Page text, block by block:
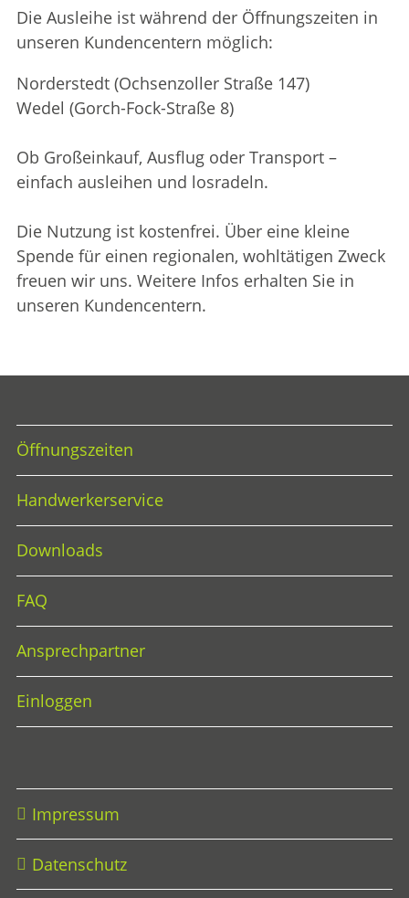
Die Ausleihe ist während der Öffnungszeiten in
unseren Kundencentern möglich:
Norderstedt (Ochsenzoller Straße 147)
Wedel (Gorch-Fock-Straße 8)
Ob Großeinkauf, Ausflug oder Transport –
einfach ausleihen und losradeln.
Die Nutzung ist kostenfrei. Über eine kleine
Spende für einen regionalen, wohltätigen Zweck
freuen wir uns. Weitere Infos erhalten Sie in
unseren Kundencentern.
Öffnungszeiten
Handwerkerservice
Downloads
FAQ
Ansprechpartner
Einloggen
Impressum
Datenschutz